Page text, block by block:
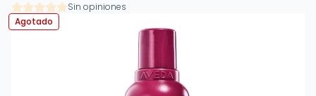
Sin opiniones
Agotado